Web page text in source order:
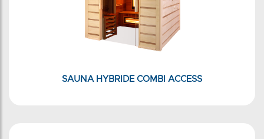
SAUNA HYBRIDE COMBI ACCESS